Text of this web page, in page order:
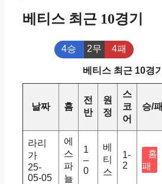
베티스 최근 10경기
4승 2무 4패
베티스 최근 10경기
날짜 홈
전
반
원
정
스
코
어
승/패
라리
가
25-
05-05
에
스
파
뇰
1
–
0
베
티
스
1-
2
홈
패